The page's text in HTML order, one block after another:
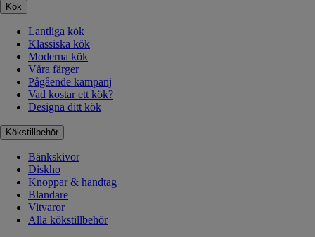
Kök
Lantliga kök
Klassiska kök
Moderna kök
Våra färger
Pågående kampanj
Vad kostar ett kök?
Designa ditt kök
Kökstillbehör
Bänkskivor
Diskho
Knoppar & handtag
Blandare
Vitvaror
Alla kökstillbehör